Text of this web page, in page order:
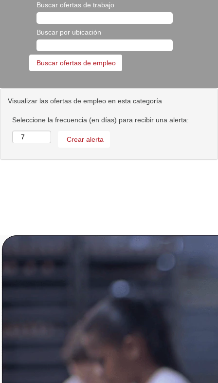
Buscar ofertas de trabajo
Buscar por ubicación
Visualizar las ofertas de empleo en esta categoría
Seleccione la frecuencia (en días) para recibir una alerta: